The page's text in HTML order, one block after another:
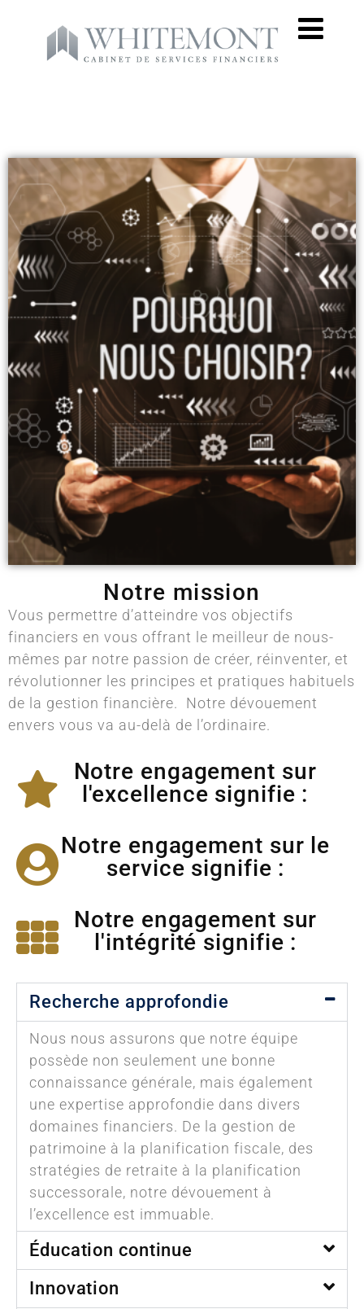
Notre mission
Vous permettre d’atteindre vos objectifs
financiers en vous offrant le meilleur de nous-
mêmes par notre passion de créer, réinventer, et
révolutionner les principes et pratiques habituels
de la gestion financière. Notre dévouement
envers vous va au-delà de l’ordinaire.
Notre engagement sur
l'excellence signifie :
Notre engagement sur le
service signifie :
Notre engagement sur
l'intégrité signifie :
Recherche approfondie
Nous nous assurons que notre équipe
possède non seulement une bonne
connaissance générale, mais également
une expertise approfondie dans divers
domaines financiers. De la gestion de
patrimoine à la planification fiscale, des
stratégies de retraite à la planification
successorale, notre dévouement à
l’excellence est immuable.
Éducation continue
Innovation